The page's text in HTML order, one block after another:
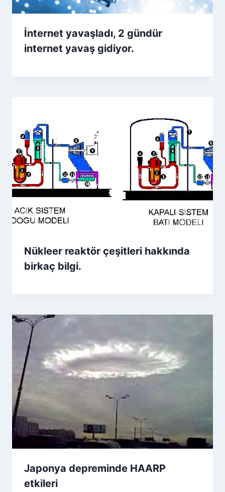
İnternet yavaşladı, 2 gündür
internet yavaş gidiyor.
Nükleer reaktör çeşitleri hakkında
birkaç bilgi.
Japonya depreminde HAARP
etkileri